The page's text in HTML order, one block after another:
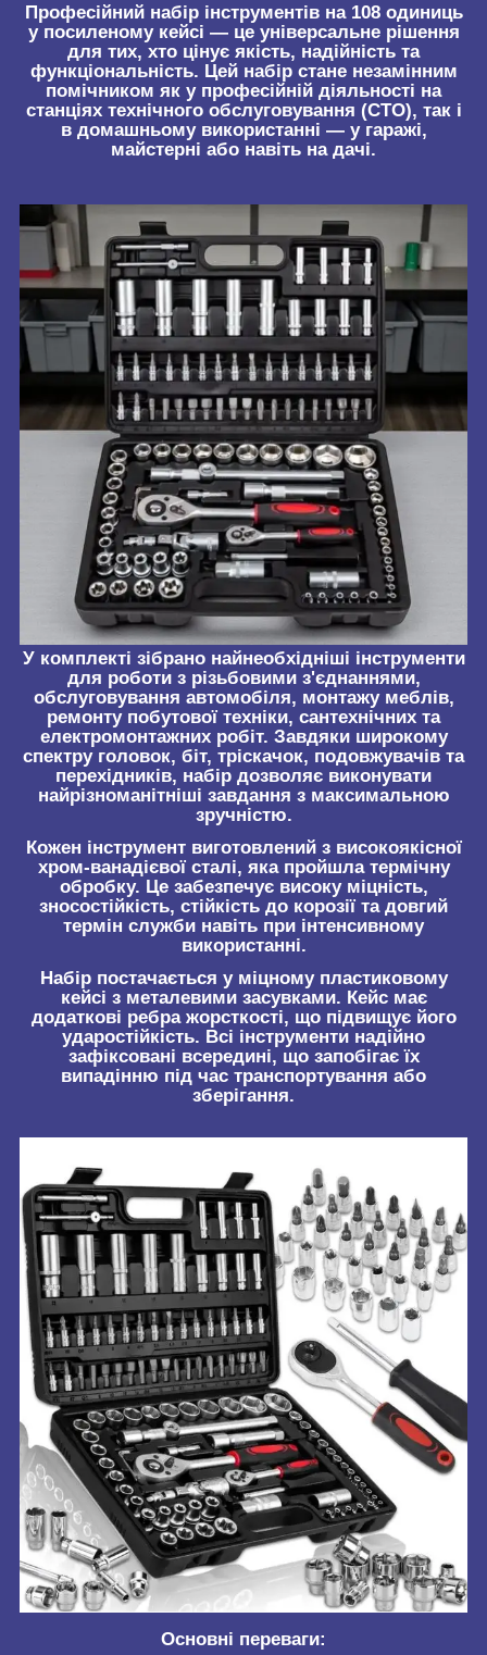
Професійний набір інструментів на 108 одиниць
у посиленому кейсі — це універсальне рішення
для тих, хто цінує якість, надійність та
функціональність. Цей набір стане незамінним
помічником як у професійній діяльності на
станціях технічного обслуговування (СТО), так і
в домашньому використанні — у гаражі,
майстерні або навіть на дачі.
У комплекті зібрано найнеобхідніші інструменти
для роботи з різьбовими з'єднаннями,
обслуговування автомобіля, монтажу меблів,
ремонту побутової техніки, сантехнічних та
електромонтажних робіт. Завдяки широкому
спектру головок, біт, тріскачок, подовжувачів та
перехідників, набір дозволяє виконувати
найрізноманітніші завдання з максимальною
зручністю.
Кожен інструмент виготовлений з високоякісної
хром-ванадієвої сталі, яка пройшла термічну
обробку. Це забезпечує високу міцність,
зносостійкість, стійкість до корозії та довгий
термін служби навіть при інтенсивному
використанні.
Набір постачається у міцному пластиковому
кейсі з металевими засувками. Кейс має
додаткові ребра жорсткості, що підвищує його
ударостійкість. Всі інструменти надійно
зафіксовані всередині, що запобігає їх
випадінню під час транспортування або
зберігання.
Основні переваги: